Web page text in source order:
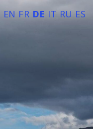
EN FR DE IT RU ES